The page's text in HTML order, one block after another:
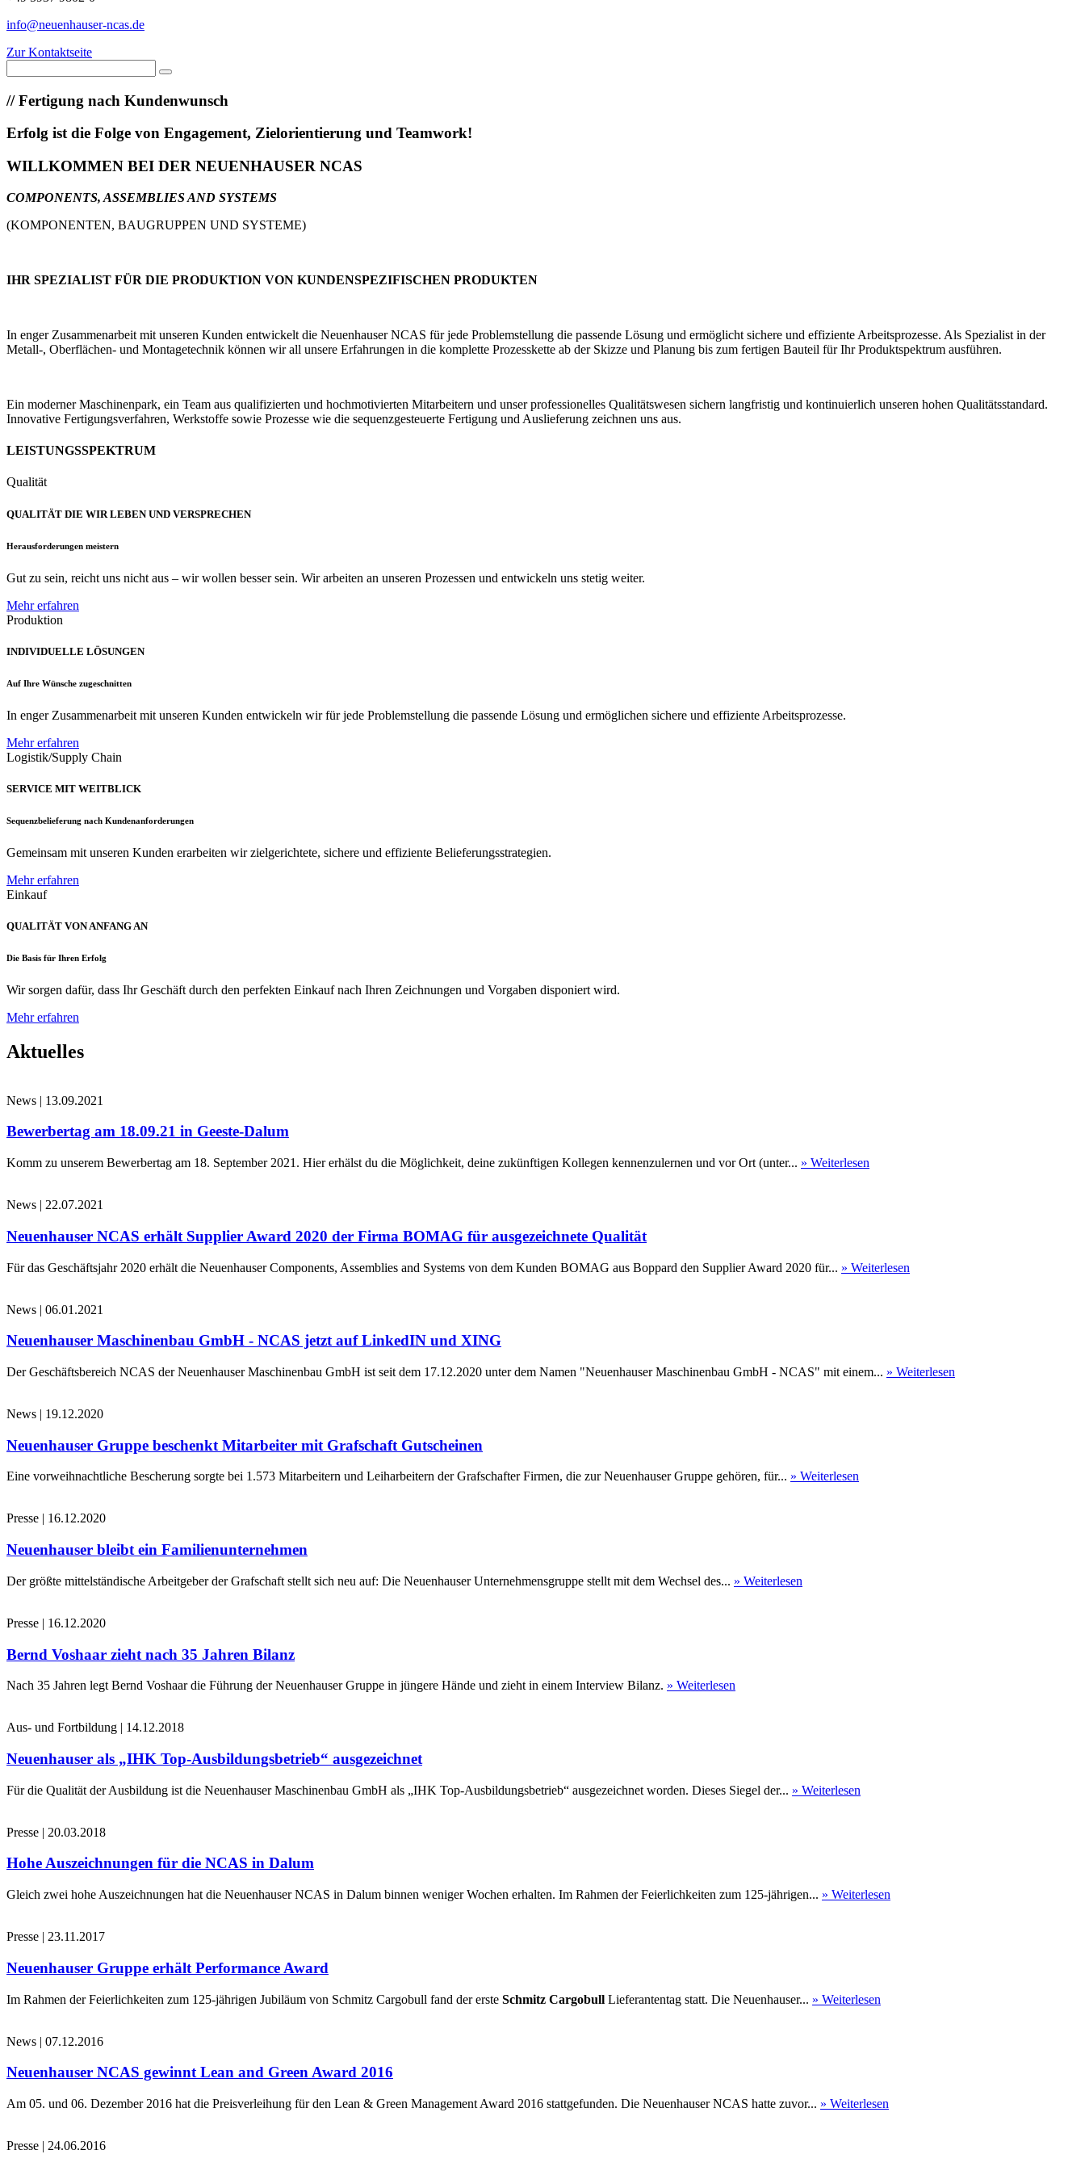
info@neuenhauser-ncas.de
Zur Kontaktseite
//Fertigung nach Kundenwunsch
Erfolg ist die Folge von Engagement, Zielorientierung und Teamwork!
WILLKOMMEN BEI DER NEUENHAUSER NCAS
COMPONENTS, ASSEMBLIES AND SYSTEMS
(KOMPONENTEN, BAUGRUPPEN UND SYSTEME)
IHR SPEZIALIST FÜR DIE PRODUKTION VON KUNDENSPEZIFISCHEN PRODUKTEN
In enger Zusammenarbeit mit unseren Kunden entwickelt die Neuenhauser NCAS für jede Problemstellung die passende Lösung und ermöglicht sichere und effiziente Arbeitsprozesse. Als Spezialist in der
Metall-, Oberflächen- und Montagetechnik können wir all unsere Erfahrungen in die komplette Prozesskette ab der Skizze und Planung bis zum fertigen Bauteil für Ihr Produktspektrum ausführen.
Ein moderner Maschinenpark, ein Team aus qualifizierten und hochmotivierten Mitarbeitern und unser professionelles Qualitätswesen sichern langfristig und kontinuierlich unseren hohen Qualitätsstandard.
Innovative Fertigungsverfahren, Werkstoffe sowie Prozesse wie die sequenzgesteuerte Fertigung und Auslieferung zeichnen uns aus.
LEISTUNGSSPEKTRUM
Qualität
QUALITÄT DIE WIR LEBEN UND VERSPRECHEN
Herausforderungen meistern
Gut zu sein, reicht uns nicht aus – wir wollen besser sein. Wir arbeiten an unseren Prozessen und entwickeln uns stetig weiter.
Mehr erfahren
Produktion
INDIVIDUELLE LÖSUNGEN
Auf Ihre Wünsche zugeschnitten
In enger Zusammenarbeit mit unseren Kunden entwickeln wir für jede Problemstellung die passende Lösung und ermöglichen sichere und effiziente Arbeitsprozesse.
Mehr erfahren
Logistik/Supply Chain
SERVICE MIT WEITBLICK
Sequenzbelieferung nach Kundenanforderungen
Gemeinsam mit unseren Kunden erarbeiten wir zielgerichtete, sichere und effiziente Belieferungsstrategien.
Mehr erfahren
Einkauf
QUALITÄT VON ANFANG AN
Die Basis für Ihren Erfolg
Wir sorgen dafür, dass Ihr Geschäft durch den perfekten Einkauf nach Ihren Zeichnungen und Vorgaben disponiert wird.
Mehr erfahren
Aktuelles
News | 13.09.2021
Bewerbertag am 18.09.21 in Geeste-Dalum
Komm zu unserem Bewerbertag am 18. September 2021. Hier erhälst du die Möglichkeit, deine zukünftigen Kollegen kennenzulernen und vor Ort (unter... » Weiterlesen
News | 22.07.2021
Neuenhauser NCAS erhält Supplier Award 2020 der Firma BOMAG für ausgezeichnete Qualität
Für das Geschäftsjahr 2020 erhält die Neuenhauser Components, Assemblies and Systems von dem Kunden BOMAG aus Boppard den Supplier Award 2020 für... » Weiterlesen
News | 06.01.2021
Neuenhauser Maschinenbau GmbH - NCAS jetzt auf LinkedIN und XING
Der Geschäftsbereich NCAS der Neuenhauser Maschinenbau GmbH ist seit dem 17.12.2020 unter dem Namen "Neuenhauser Maschinenbau GmbH - NCAS" mit einem... » Weiterlesen
News | 19.12.2020
Neuenhauser Gruppe beschenkt Mitarbeiter mit Grafschaft Gutscheinen
Eine vorweihnachtliche Bescherung sorgte bei 1.573 Mitarbeitern und Leiharbeitern der Grafschafter Firmen, die zur Neuenhauser Gruppe gehören, für... » Weiterlesen
Presse | 16.12.2020
Neuenhauser bleibt ein Familienunternehmen
Der größte mittelständische Arbeitgeber der Grafschaft stellt sich neu auf: Die Neuenhauser Unternehmensgruppe stellt mit dem Wechsel des... » Weiterlesen
Presse | 16.12.2020
Bernd Voshaar zieht nach 35 Jahren Bilanz
Nach 35 Jahren legt Bernd Voshaar die Führung der Neuenhauser Gruppe in jüngere Hände und zieht in einem Interview Bilanz. » Weiterlesen
Aus- und Fortbildung | 14.12.2018
Neuenhauser als „IHK Top-Ausbildungsbetrieb“ ausgezeichnet
Für die Qualität der Ausbildung ist die Neuenhauser Maschinenbau GmbH als „IHK Top-Ausbildungsbetrieb“ ausgezeichnet worden. Dieses Siegel der... » Weiterlesen
Presse | 20.03.2018
Hohe Auszeichnungen für die NCAS in Dalum
Gleich zwei hohe Auszeichnungen hat die Neuenhauser NCAS in Dalum binnen weniger Wochen erhalten. Im Rahmen der Feierlichkeiten zum 125-jährigen... » Weiterlesen
Presse | 23.11.2017
Neuenhauser Gruppe erhält Performance Award
Im Rahmen der Feierlichkeiten zum 125-jährigen Jubiläum von Schmitz Cargobull fand der erste Schmitz Cargobull Lieferantentag statt. Die Neuenhauser... » Weiterlesen
News | 07.12.2016
Neuenhauser NCAS gewinnt Lean and Green Award 2016
Am 05. und 06. Dezember 2016 hat die Preisverleihung für den Lean & Green Management Award 2016 stattgefunden. Die Neuenhauser NCAS hatte zuvor... » Weiterlesen
Presse | 24.06.2016